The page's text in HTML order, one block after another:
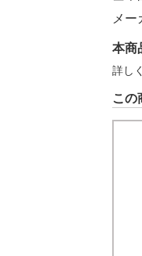
メ
本商
詳し
この